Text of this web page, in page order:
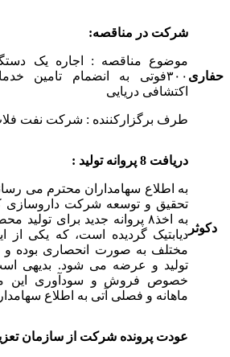
حفاری
شرکت در مناقصه:
موضوع مناقصه : اجاره یک
۳۰۰فوتی به انضمام تامین
اکتشافی دریایی
طرف برگزارکننده : شرکت نفت
دکوثر
دریافت 8 پروانه تولید :
به اطلاع سهامداران محترم می
تحقیق و توسعه شرکت داروسازی
به اخذ۸ پروانه جدید برای
مختلف به صورت انحصاری بوده و
تولید و عرضه می شود. بدیهی
خصوص فروش و سودآوری این
ماهانه و فصلی آتی به اطلاع
عودت پرونده شرکت از سازمان